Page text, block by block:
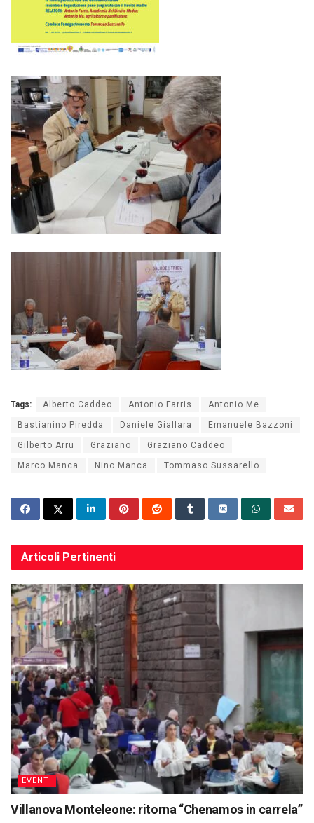
Tags: Alberto Caddeo Antonio Farris Antonio Me
Bastianino Piredda Daniele Giallara Emanuele Bazzoni
Gilberto Arru Graziano Graziano Caddeo
Marco Manca Nino Manca Tommaso Sussarello
Articoli Pertinenti
EVENTI
Villanova Monteleone: ritorna “Chenamos in carrela”